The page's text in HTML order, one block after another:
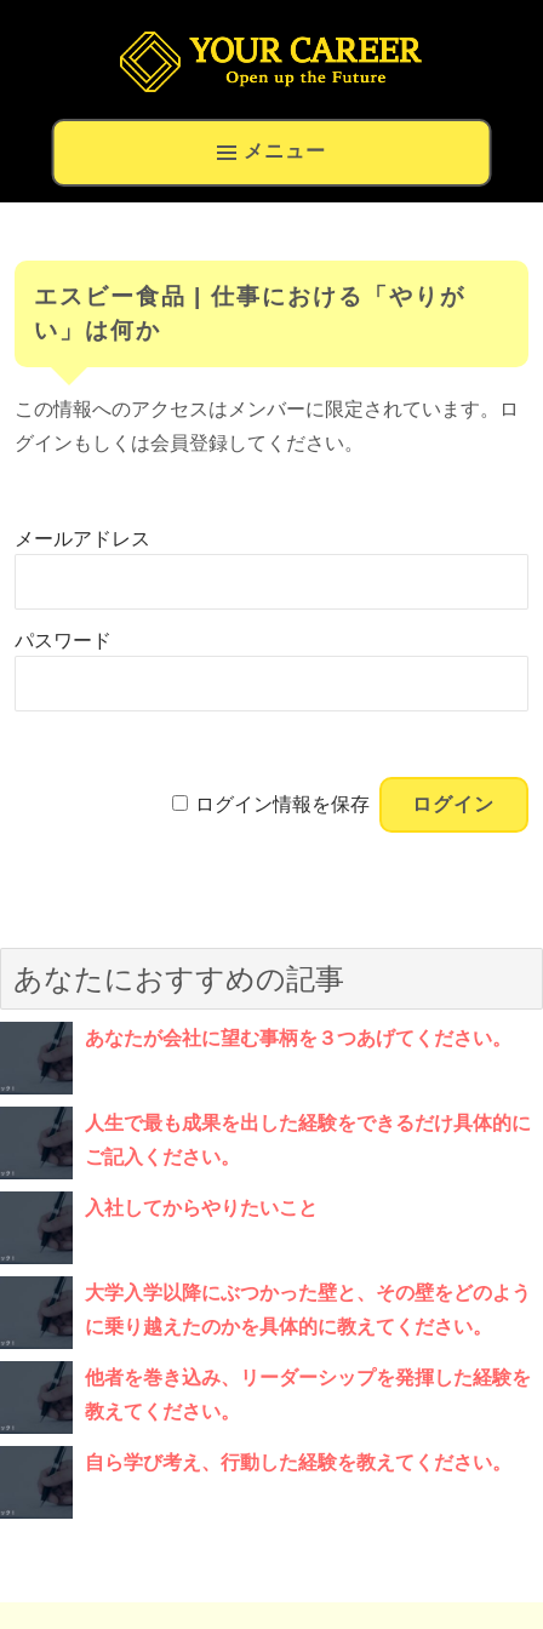
留学生の就職と高度外国人材の転職専門キャリアナビ
メニュー
エスビー食品 | 仕事における「やりが
い」は何か
この情報へのアクセスはメンバーに限定されています。ロ
グインもしくは会員登録してください。
メールアドレス
パスワード
ログイン情報を保存
あなたにおすすめの記事
あなたが会社に望む事柄を３つあげてください。
人生で最も成果を出した経験をできるだけ具体的に
ご記入ください。
入社してからやりたいこと
大学入学以降にぶつかった壁と、その壁をどのよう
に乗り越えたのかを具体的に教えてください。
他者を巻き込み、リーダーシップを発揮した経験を
教えてください。
自ら学び考え、行動した経験を教えてください。